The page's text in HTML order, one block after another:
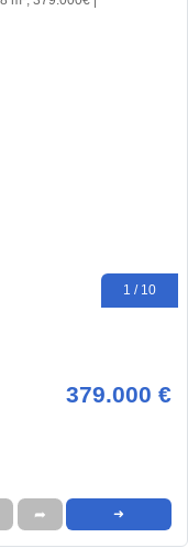
1 / 10
379.000 €
➦ ➜